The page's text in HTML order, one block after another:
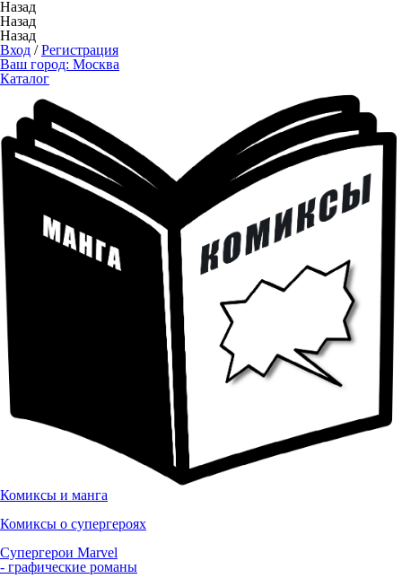
Назад
Назад
Назад
Вход /Регистрация
Ваш город: Москва
Каталог
Комиксы и манга
Комиксы о супергероях
Супергерои Marvel
- графические романы